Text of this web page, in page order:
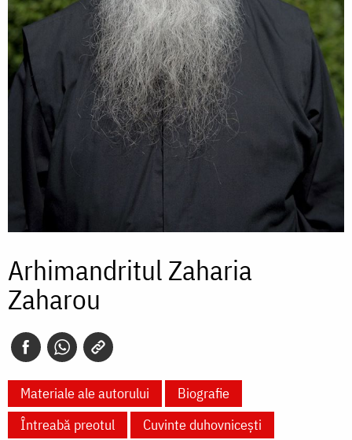
Arhimandritul Zaharia
Zaharou
Materiale ale autorului
Biografie
Întreabă preotul
Cuvinte duhovnicești